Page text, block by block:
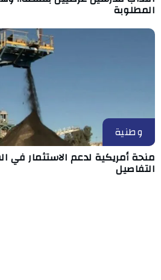
المطلوبة
وطنية
منحة أمريكية لدعم الاستثمار في
التفاصيل